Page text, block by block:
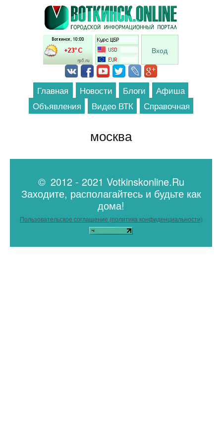
Перейти к основному содержанию
Вход
Главная Новости Блоги
Афиша
Объявления
Видео ВТК Справочная
москва
© 2012 - 2021 Votkinskonline.Ru
Заходите, располагайтесь и будьте как
дома!
Пользовательское соглашение (политика конфиденциальности)